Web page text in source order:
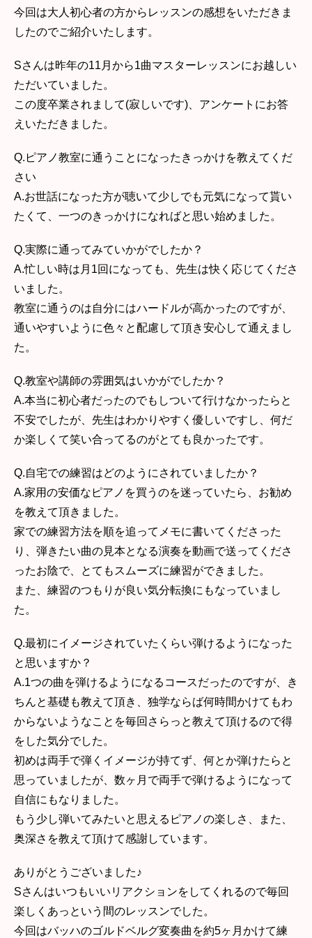
今回は大人初心者の方からレッスンの感想をいただきま
したのでご紹介いたします。
Sさんは昨年の11月から1曲マスターレッスンにお越しい
ただいていました。
この度卒業されまして(寂しいです)、アンケートにお答
えいただきました。
Q.ピアノ教室に通うことになったきっかけを教えてくだ
さい
A.お世話になった方が聴いて少しでも元気になって貰い
たくて、一つのきっかけになればと思い始めました。
Q.実際に通ってみていかがでしたか？
A.忙しい時は月1回になっても、先生は快く応じてくださ
いました。
教室に通うのは自分にはハードルが高かったのですが、
通いやすいように色々と配慮して頂き安心して通えまし
た。
Q.教室や講師の雰囲気はいかがでしたか？
A.本当に初心者だったのでもしついて行けなかったらと
不安でしたが、先生はわかりやすく優しいですし、何だ
か楽しくて笑い合ってるのがとても良かったです。
Q.自宅での練習はどのようにされていましたか？
A.家用の安価なピアノを買うのを迷っていたら、お勧め
を教えて頂きました。
家での練習方法を順を追ってメモに書いてくださった
り、弾きたい曲の見本となる演奏を動画で送ってくださ
ったお陰で、とてもスムーズに練習ができました。
また、練習のつもりが良い気分転換にもなっていまし
た。
Q.最初にイメージされていたくらい弾けるようになった
と思いますか？
A.1つの曲を弾けるようになるコースだったのですが、き
ちんと基礎も教えて頂き、独学ならば何時間かけてもわ
からないようなことを毎回さらっと教えて頂けるので得
をした気分でした。
初めは両手で弾くイメージが持てず、何とか弾けたらと
思っていましたが、数ヶ月で両手で弾けるようになって
自信にもなりました。
もう少し弾いてみたいと思えるピアノの楽しさ、また、
奥深さを教えて頂けて感謝しています。
ありがとうございました♪
Sさんはいつもいいリアクションをしてくれるので毎回
楽しくあっという間のレッスンでした。
今回はバッハのゴルドベルグ変奏曲を約5ヶ月かけて練